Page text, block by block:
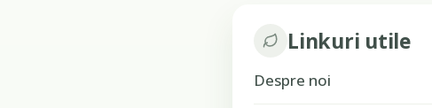
Linkuri utile
Despre noi